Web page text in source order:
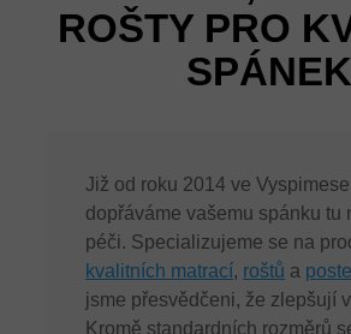
ROŠTY PRO
SPÁNEK
Již od roku 2014 ve
dopřáváme vašemu spánku tu
péči. Specializujeme se na
kvalitních matrací, roštů a
jsme přesvědčeni, že zlepšují
Kromě standardních rozměrů